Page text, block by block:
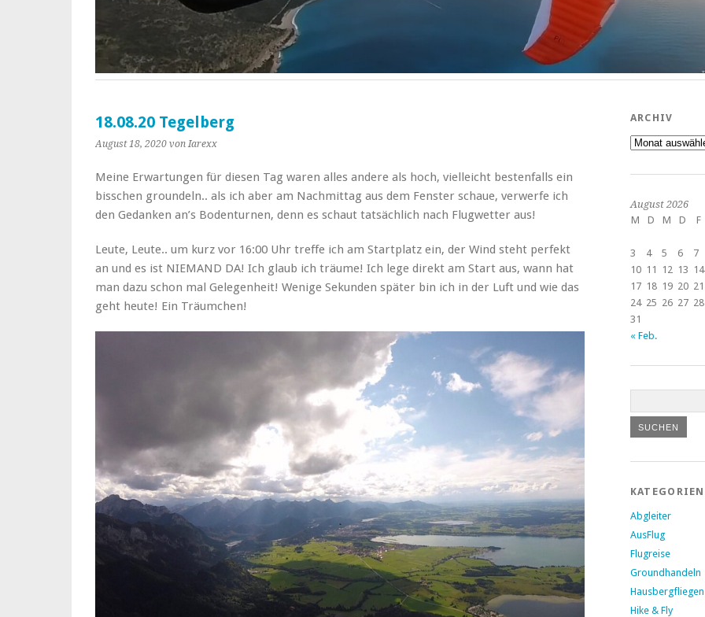
18.08.20 Tegelberg
August 18, 2020 von Iarexx
Meine Erwartungen für diesen Tag waren alles andere als hoch, vielleicht bestenfalls ein
bisschen groundeln.. als ich aber am Nachmittag aus dem Fenster schaue, verwerfe ich
den Gedanken an’s Bodenturnen, denn es schaut tatsächlich nach Flugwetter aus!
Leute, Leute.. um kurz vor 16:00 Uhr treffe ich am Startplatz ein, der Wind steht perfekt
an und es ist NIEMAND DA! Ich glaub ich träume! Ich lege direkt am Start aus, wann hat
man dazu schon mal Gelegenheit! Wenige Sekunden später bin ich in der Luft und wie das
geht heute! Ein Träumchen!
ARCHIV
Archiv
August 2026
M
D M D F
3
4 5 6 7
10 11 12 13 14
17 18 19 20 21
24 25 26 27 28
31
« Feb.
KATEGORIEN
Abgleiter
AusFlug
Flugreise
Groundhandeln
Hausbergfliegen
Hike & Fly